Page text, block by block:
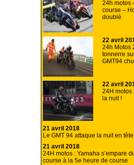
24h motos
course –
doublé
22 avril
24h Motos
tonnerre
GMT94
22 avril
24H motos
la nuit !
21 avril 2018
Le GMT 94 attaque la nuit en
21 avril 2018
24H motos : Yamaha s’empare
course à la 5e heure de course